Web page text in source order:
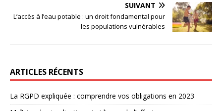
SUIVANT
L’accès à l’eau potable : un droit fondamental pour
les populations vulnérables
ARTICLES RÉCENTS
La RGPD expliquée : comprendre vos obligations en 2023